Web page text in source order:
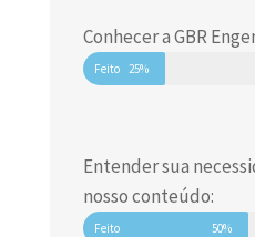
Conhecer a GBR
Feito 25%
Entender sua
nosso conteúdo:
Feito 50%